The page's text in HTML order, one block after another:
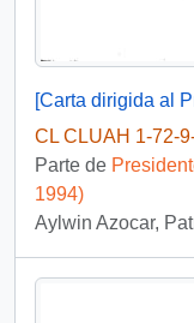
[Carta dirigida al
CL CLUAH 1-72-
Parte de
1994)
Aylwin Azocar,